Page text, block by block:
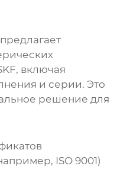
, включая
и серии. Это
решение для
ISO 9001)